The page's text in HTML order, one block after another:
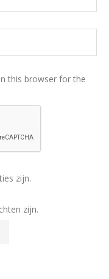
this browser for the
zijn.
zijn.